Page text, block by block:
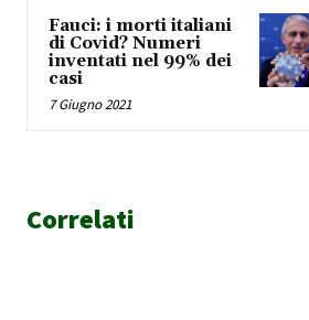
Fauci: i morti italiani
di Covid? Numeri
inventati nel 99% dei
casi
7 Giugno 2021
Correlati